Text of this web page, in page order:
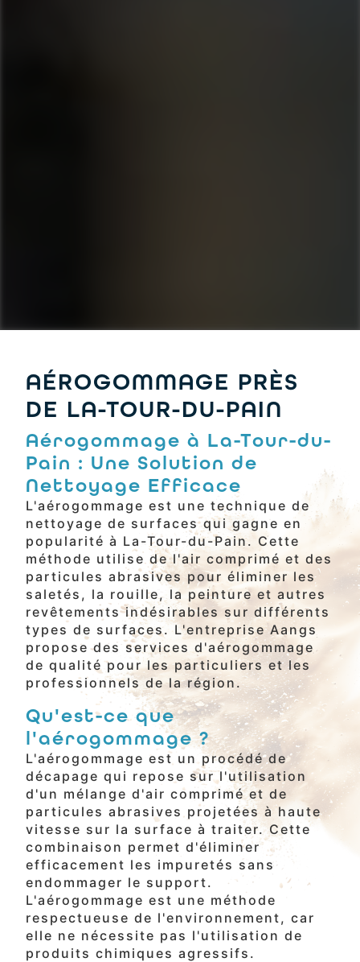
AÉROGOMMAGE PRÈS
DE LA-TOUR-DU-PAIN
Aérogommage à La-Tour-du-
Pain : Une Solution de
Nettoyage Efficace
L'aérogommage est une technique de
nettoyage de surfaces qui gagne en
popularité à La-Tour-du-Pain. Cette
méthode utilise de l'air comprimé et des
particules abrasives pour éliminer les
saletés, la rouille, la peinture et autres
revêtements indésirables sur différents
types de surfaces. L'entreprise Aangs
propose des services d'aérogommage
de qualité pour les particuliers et les
professionnels de la région.
Qu'est-ce que
l'aérogommage ?
L'aérogommage est un procédé de
décapage qui repose sur l'utilisation
d'un mélange d'air comprimé et de
particules abrasives projetées à haute
vitesse sur la surface à traiter. Cette
combinaison permet d'éliminer
efficacement les impuretés sans
endommager le support.
L'aérogommage est une méthode
respectueuse de l'environnement, car
elle ne nécessite pas l'utilisation de
produits chimiques agressifs.